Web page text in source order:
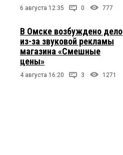
6 августа 12:35 0 777
В Омске возбуждено дело
из-за звуковой рекламы
магазина «Смешные
цены»
4 августа 16:20 3 1271